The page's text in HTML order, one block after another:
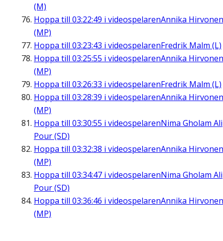
(M)
Hoppa till 03:22:49 i videospelarenAnnika Hirvonen
(MP)
Hoppa till 03:23:43 i videospelarenFredrik Malm (L)
Hoppa till 03:25:55 i videospelarenAnnika Hirvonen
(MP)
Hoppa till 03:26:33 i videospelarenFredrik Malm (L)
Hoppa till 03:28:39 i videospelarenAnnika Hirvonen
(MP)
Hoppa till 03:30:55 i videospelarenNima Gholam Ali
Pour (SD)
Hoppa till 03:32:38 i videospelarenAnnika Hirvonen
(MP)
Hoppa till 03:34:47 i videospelarenNima Gholam Ali
Pour (SD)
Hoppa till 03:36:46 i videospelarenAnnika Hirvonen
(MP)